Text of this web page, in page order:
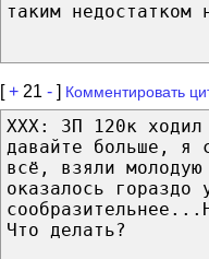
таким
[+ 21 - ] Комментировать
ХХХ: ЗП 120к
давайте больше, я
всё, взяли
оказалось гораздо
Что делать?